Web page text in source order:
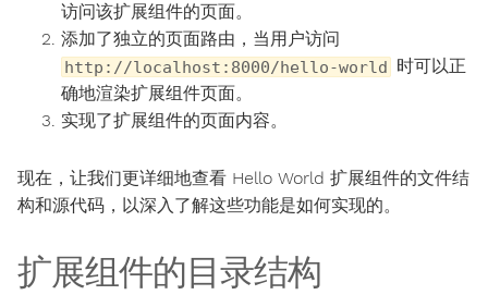
访问该扩展组件的页面。
添加了独立的页面路由，当用户访问
http://localhost:8000/hello-world 时可以正
确地渲染扩展组件页面。
实现了扩展组件的页面内容。
现在，让我们更详细地查看 Hello World 扩展组件的文件结
构和源代码，以深入了解这些功能是如何实现的。
扩展组件的目录结构